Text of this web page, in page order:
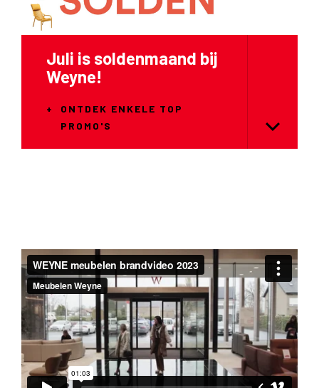
Nieuw in ons gamma
ONTDEK ONZE
BUITENCOLLECTIE VAN
NARDI